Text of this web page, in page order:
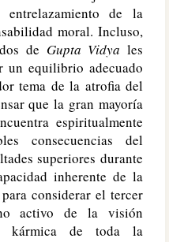
de la
moral. Incluso,
de Gupta Vidya les
equilibrio adecuado
tema de la atrofia del
que la gran mayoría
espiritualmente
consecuencias del
superiores durante
inherente de la
considerar el tercer
activo de la visión
kármica de toda la